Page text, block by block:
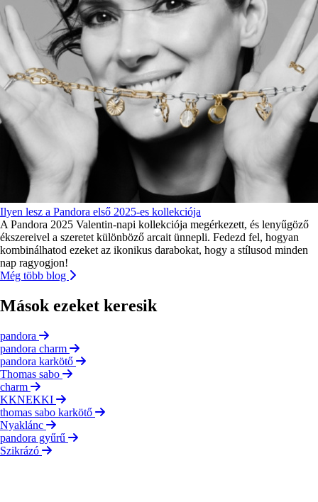
Ilyen lesz a Pandora első 2025-es kollekciója
A Pandora 2025 Valentin-napi kollekciója megérkezett, és lenyűgöző
ékszereivel a szeretet különböző arcait ünnepli. Fedezd fel, hogyan
kombinálhatod ezeket az ikonikus darabokat, hogy a stílusod minden
nap ragyogjon!
Még több blog
Mások ezeket keresik
pandora
pandora charm
pandora karkötő
Thomas sabo
charm
KKNEKKI
thomas sabo karkötő
Nyaklánc
pandora gyűrű
Szikrázó